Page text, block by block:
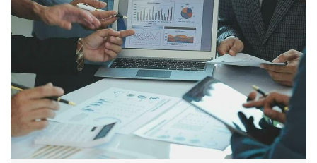
DỊCH VỤ KIỂM KÊ KHÍ THẢI NHÀ